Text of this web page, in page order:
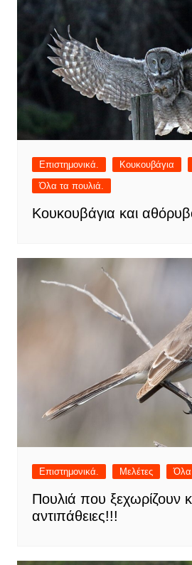
Επιστημονικά. Κουκουβάγια
Όλα τα πουλιά.
Κουκουβάγια και
Επιστημονικά. Μελέτες Όλα
Πουλιά που ξεχωρίζουν
αντιπάθειες!!!